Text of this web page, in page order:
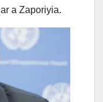
a Zaporiyia.